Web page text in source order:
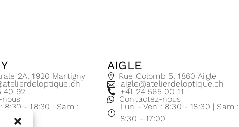
2A, 1920 Martigny
40 92
8:30 - 18:30 | Sam :
AIGLE
Rue Colomb 5, 1860 Aigle
aigle@atelierdeloptique.ch
+41 24 565 00 11
Contactez-nous
Lun - Ven : 8:30 - 18:30 | Sam :
8:30 - 17:00